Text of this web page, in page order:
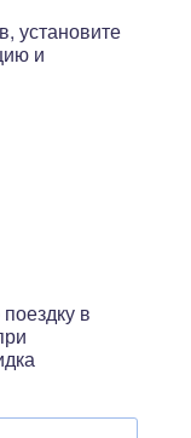
установите
и
в